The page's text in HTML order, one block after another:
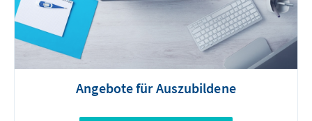
Angebote für Auszubildene